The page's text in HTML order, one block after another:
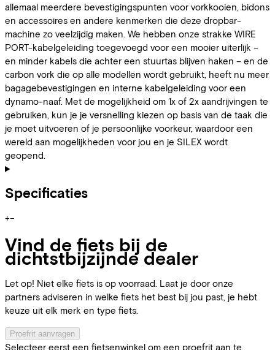
allemaal meerdere bevestigingspunten voor vorkkooien, bidons
en accessoires en andere kenmerken die deze dropbar-
machine zo veelzijdig maken. We hebben onze strakke WIRE
PORT-kabelgeleiding toegevoegd voor een mooier uiterlijk –
en minder kabels die achter een stuurtas blijven haken – en de
carbon vork die op alle modellen wordt gebruikt, heeft nu meer
bagagebevestigingen en interne kabelgeleiding voor een
dynamo-naaf. Met de mogelijkheid om 1x of 2x aandrijvingen te
gebruiken, kun je je versnelling kiezen op basis van de taak die
je moet uitvoeren of je persoonlijke voorkeur, waardoor een
wereld aan mogelijkheden voor jou en je SILEX wordt
geopend.
Specificaties
+−
Vind de fiets bij de
dichtstbijzijnde dealer
Let op! Niet elke fiets is op voorraad. Laat je door onze
partners adviseren in welke fiets het best bij jou past, je hebt
keuze uit elk merk en type fiets.
Proefrit aanvragen
Selecteer eerst een fietsenwinkel om een proefrit aan te